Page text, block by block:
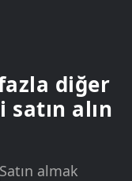
diğer
alın
Satın almak